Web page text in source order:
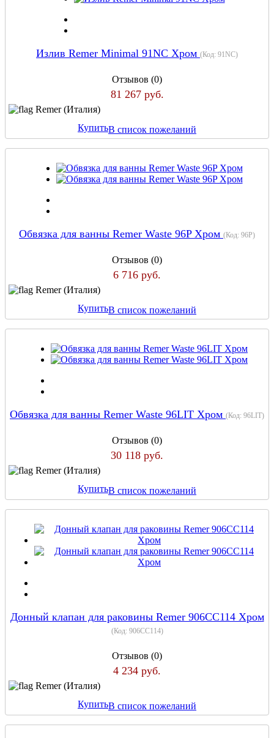
Излив Remer Minimal 91NC Хром (Код: 91NC)
Отзывов (0)
81 267 руб.
Remer (Италия)
КупитьВ список пожеланий
Обвязка для ванны Remer Waste 96P Хром (Код: 96P)
Отзывов (0)
6 716 руб.
Remer (Италия)
КупитьВ список пожеланий
Обвязка для ванны Remer Waste 96LIT Хром (Код: 96LIT)
Отзывов (0)
30 118 руб.
Remer (Италия)
КупитьВ список пожеланий
Донный клапан для раковины Remer 906CC114 Хром
(Код: 906CC114)
Отзывов (0)
4 234 руб.
Remer (Италия)
КупитьВ список пожеланий